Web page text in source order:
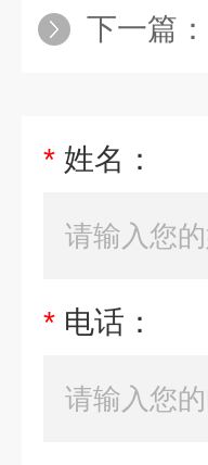
下一篇：
* 姓名：
* 电话：